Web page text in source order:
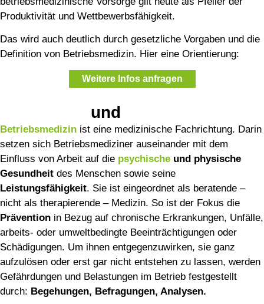
Produktivität und Wettbewerbsfähigkeit.
Das wird auch deutlich durch gesetzliche Vorgaben und die
Definition von Betriebsmedizin. Hier eine Orientierung:
Weitere Infos anfragen
und
Betriebsmedizin ist eine medizinische Fachrichtung. Darin
setzen sich Betriebsmediziner auseinander mit dem
Einfluss von Arbeit auf die psychische und physische
Gesundheit des Menschen sowie seine
Leistungsfähigkeit. Sie ist eingeordnet als beratende –
nicht als therapierende – Medizin. So ist der Fokus die
Prävention in Bezug auf chronische Erkrankungen, Unfälle,
arbeits- oder umweltbedingte Beeinträchtigungen oder
Schädigungen. Um ihnen entgegenzuwirken, sie ganz
aufzulösen oder erst gar nicht entstehen zu lassen, werden
Gefährdungen und Belastungen im Betrieb festgestellt
durch: Begehungen, Befragungen, Analysen.